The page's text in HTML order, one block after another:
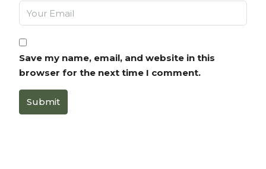
Save my name, email, and website in this
browser for the next time I comment.
Submit